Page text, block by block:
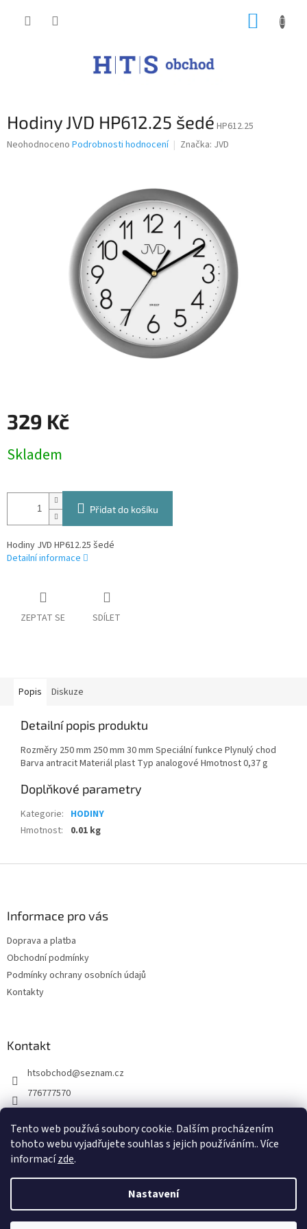
Tento web používá soubory cookie. Dalším procházením
tohoto webu vyjadřujete souhlas s jejich používáním.. Více
informacízde.
Nastavení
Hodiny JVD HP612.25 šedé HP612.25
Průměrné
Neohodnoceno Podrobnosti hodnocení Značka: JVD
329 Kč
cena:
Skladem
Přidat do košíku
Hodiny JVD HP612.25 šedé
Detailní informace
ZEPTAT SE SDÍLET
Popis Diskuze
Detailní popis produktu
Rozměry 250 mm 250 mm 30 mm Speciální funkce Plynulý chod
Barva antracit Materiál plast Typ analogové Hmotnost 0,37 g
Doplňkové parametry
Kategorie: HODINY
Hmotnost: 0.01 kg
Informace pro vás
Doprava a platba
Obchodní podmínky
Podmínky ochrany osobních údajů
Kontakty
Kontakt
htsobchod@seznam.cz
776777570
https://www.facebook.com/Elektro-Vr%C5%A1ovick%C3%A1-229
214624677338
Vytvořil Shoptet